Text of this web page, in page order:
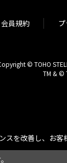
会員規約
© TOHO
TM & ©
を改善し、お